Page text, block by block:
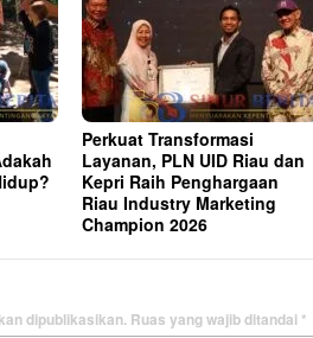
Perkuat Transformasi
Layanan, PLN UID Riau dan
Kepri Raih Penghargaan
Riau Industry Marketing
Champion 2026
dipublikasikan. Ruas yang wajib ditandai*